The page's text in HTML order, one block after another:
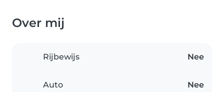
Over mij
Rijbewijs Nee
Auto Nee